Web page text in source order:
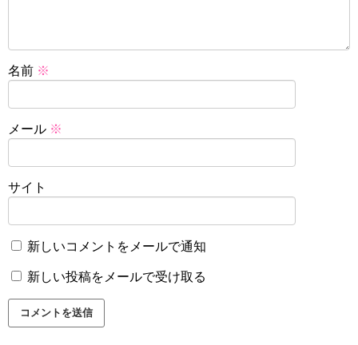
名前 ※
メール ※
サイト
新しいコメントをメールで通知
新しい投稿をメールで受け取る